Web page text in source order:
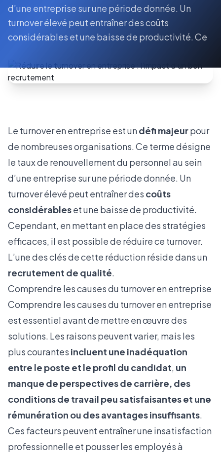
d’une entreprise sur une période donnée. Un
turnover élevé peut entraîner des coûts
considérables et une baisse de productivité. Ce
Le turnover en entreprise est undéfi majeurpour
de nombreuses organisations. Ce terme désigne
le taux de renouvellement du personnel au sein
d’une entreprise sur une période donnée. Un
turnover élevé peut entraîner des coûts
considérableset une baisse de productivité.
Cependant, en mettant en place des stratégies
efficaces, il est possible de réduire ce turnover.
L’une des clés de cette réduction réside dans un
recrutement de qualité.
Comprendre les causes du turnover en entreprise
Comprendre les causes du turnover en entreprise
est essentiel avant de mettre en œuvre des
solutions. Les raisons peuvent varier, mais les
plus courantes incluent une inadéquation
entre le poste et le profil du candidat, un
manque de perspectives de carrière, des
conditions de travail peu satisfaisantes et une
rémunération ou des avantages insuffisants.
Ces facteurs peuvent entraîner une insatisfaction
professionnelle et pousser les employés à